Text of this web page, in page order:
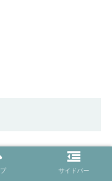
フィッシュグリッ
サイドバー